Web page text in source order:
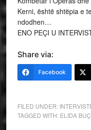
Kerni, është shtëpia e
ndodhen…
ENO PEÇI U
Share via:
Facebook
FILED UNDER:
TAGGED WITH: ELIDA